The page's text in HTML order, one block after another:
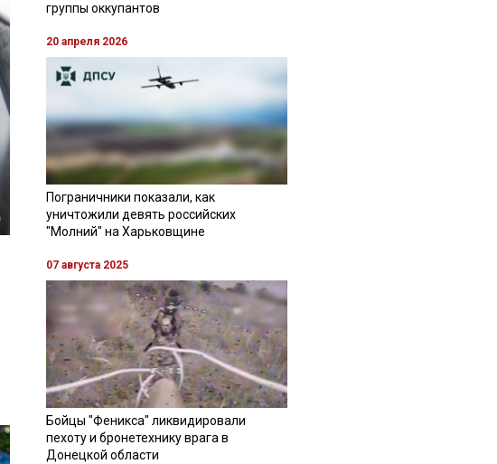
группы оккупантов
20 апреля 2026
Пограничники показали, как
уничтожили девять российских
"Молний" на Харьковщине
07 августа 2025
Бойцы "Феникса" ликвидировали
пехоту и бронетехнику врага в
Донецкой области